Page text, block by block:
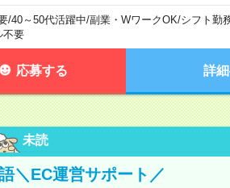
/40～50代活躍中/副業・WワークOK/シフト勤
不要
応募する 詳
未読
＼EC運営サポート／